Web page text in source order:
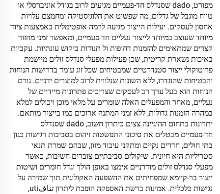
מפורט, dado שסנדלס חד-פעמיים מגיעים לרוב בגודל אוניברסלי או
טווח מוגבל של גדלים, מה שפשוט את הלוגיסטיקה ומחמצם עלויות
אחסון לעסקים. יעילות הייצור מגיעה לרמה אופטימלית באמצעות ציוד
מיוחד שעוצב במיוחד לייצור נעליים חד-פעמיים, ומאפשר זמני מחזור
קצרים שמתאימים להזמנות דחופות ול תנודות ביקוש עונתיות. עקביות
באיכות נשארת קריטית, שכן פעילות מפעלי סנדלס זולים מיישמת
פרוטוקולי ייצור סטנדרטיים שמבטיחים שכל זוג עומד בדרישות הנוחות
והבטיחות שהוגדרו, ללא השונות שנלווית לרוב למוצרים ידניים. גורם
הנוחות הוא בעל ערך רב לעסקים שצריכים פתרונות מיידיים של
נעליים, מאחר והמפעלים האלה שומרים על מלאי מוכן ויכולים למלא
במהרה הזמנות גדולות, ללא זמני המתנה ארוכים כמו בייצור מותאם.
יתרונות בתחום ההיגיינה צצים כיתרון חשוב, dado שסנדלס
חד-פעמיים מבטלים את סיכוני התפשטות זיהום בסביבות רגישות כגון
בתי חולים, חדרים נקיים ומתקני עיבוד מזון, שבהם שמרת תנאי
סטריליות היא חיונית. שיקולים סביבתיים צוברים חשיבות, כאשר
מפעלי סנדלס זולים מודרניים אימצו באופן הולך וגדל חומרים ושיטות
ייצור בר-קיימא שמפחיתים את ההשפעה האקולוגית תוך שמירה על
נגישות כלכלית. אמינות ברשת האספקה הופכת ליתרון تنافuti,